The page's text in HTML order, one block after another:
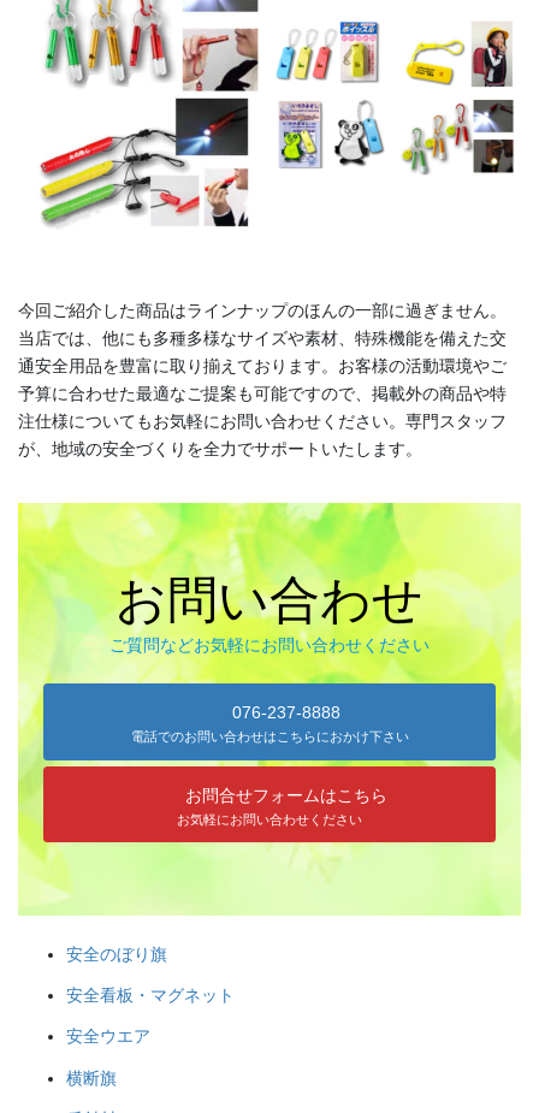
今回ご紹介した商品はラインナップのほんの一部に過ぎません。
当店では、他にも多種多様なサイズや素材、特殊機能を備えた交
通安全用品を豊富に取り揃えております。お客様の活動環境やご
予算に合わせた最適なご提案も可能ですので、掲載外の商品や特
注仕様についてもお気軽にお問い合わせください。専門スタッフ
が、地域の安全づくりを全力でサポートいたします。
お問い合わせ
ご質問などお気軽にお問い合わせください
076-237-8888
電話でのお問い合わせはこちらにおかけ下さい
お問合せフォームはこちら
お気軽にお問い合わせください
安全のぼり旗
安全看板・マグネット
安全ウエア
横断旗
◆奥能登あわせると「キリコ」の数は700本以上。キリコまつりや
勇壮な火祭りのほか、春に七尾では20トンと言われる巨大な山車が
曳かれる「青柏祭」が有名で、一般客も参加ができます。
《金沢エリア》 金沢「百万石まつり」、金沢｢消防出初式｣、湯涌
｢氷室開き｣、｢加賀万祭｣
◆金沢最大のお祭りといえば「金沢百万石まつり」。加賀藩主・前
田利家公の金沢入城の行列を今に再現しています。時代絵巻とあわ
せて、企業や団体の工夫を凝らした踊り流しも見どころ。